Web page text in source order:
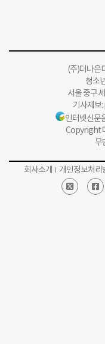
(주)더나
청소
서울 중구
기사제보:
인터넷신문
Copyright
무
회사소개 개인정보처리